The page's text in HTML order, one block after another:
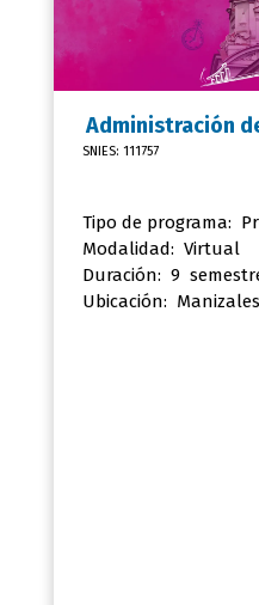
Administración
SNIES: 111757
Tipo de programa:
Modalidad: Virtual
Duración: 9
Ubicación: